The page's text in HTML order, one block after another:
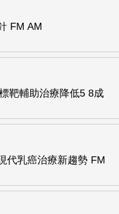
FM AM
靶輔助治療降低5 8成
代乳癌治療新趨勢 FM